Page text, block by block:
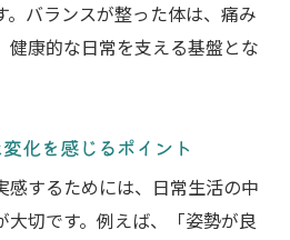
バランスが整った体は、痛み
康的な日常を支える基盤とな
化を感じるポイント
するためには、日常生活の中
切です。例えば、「姿勢が良